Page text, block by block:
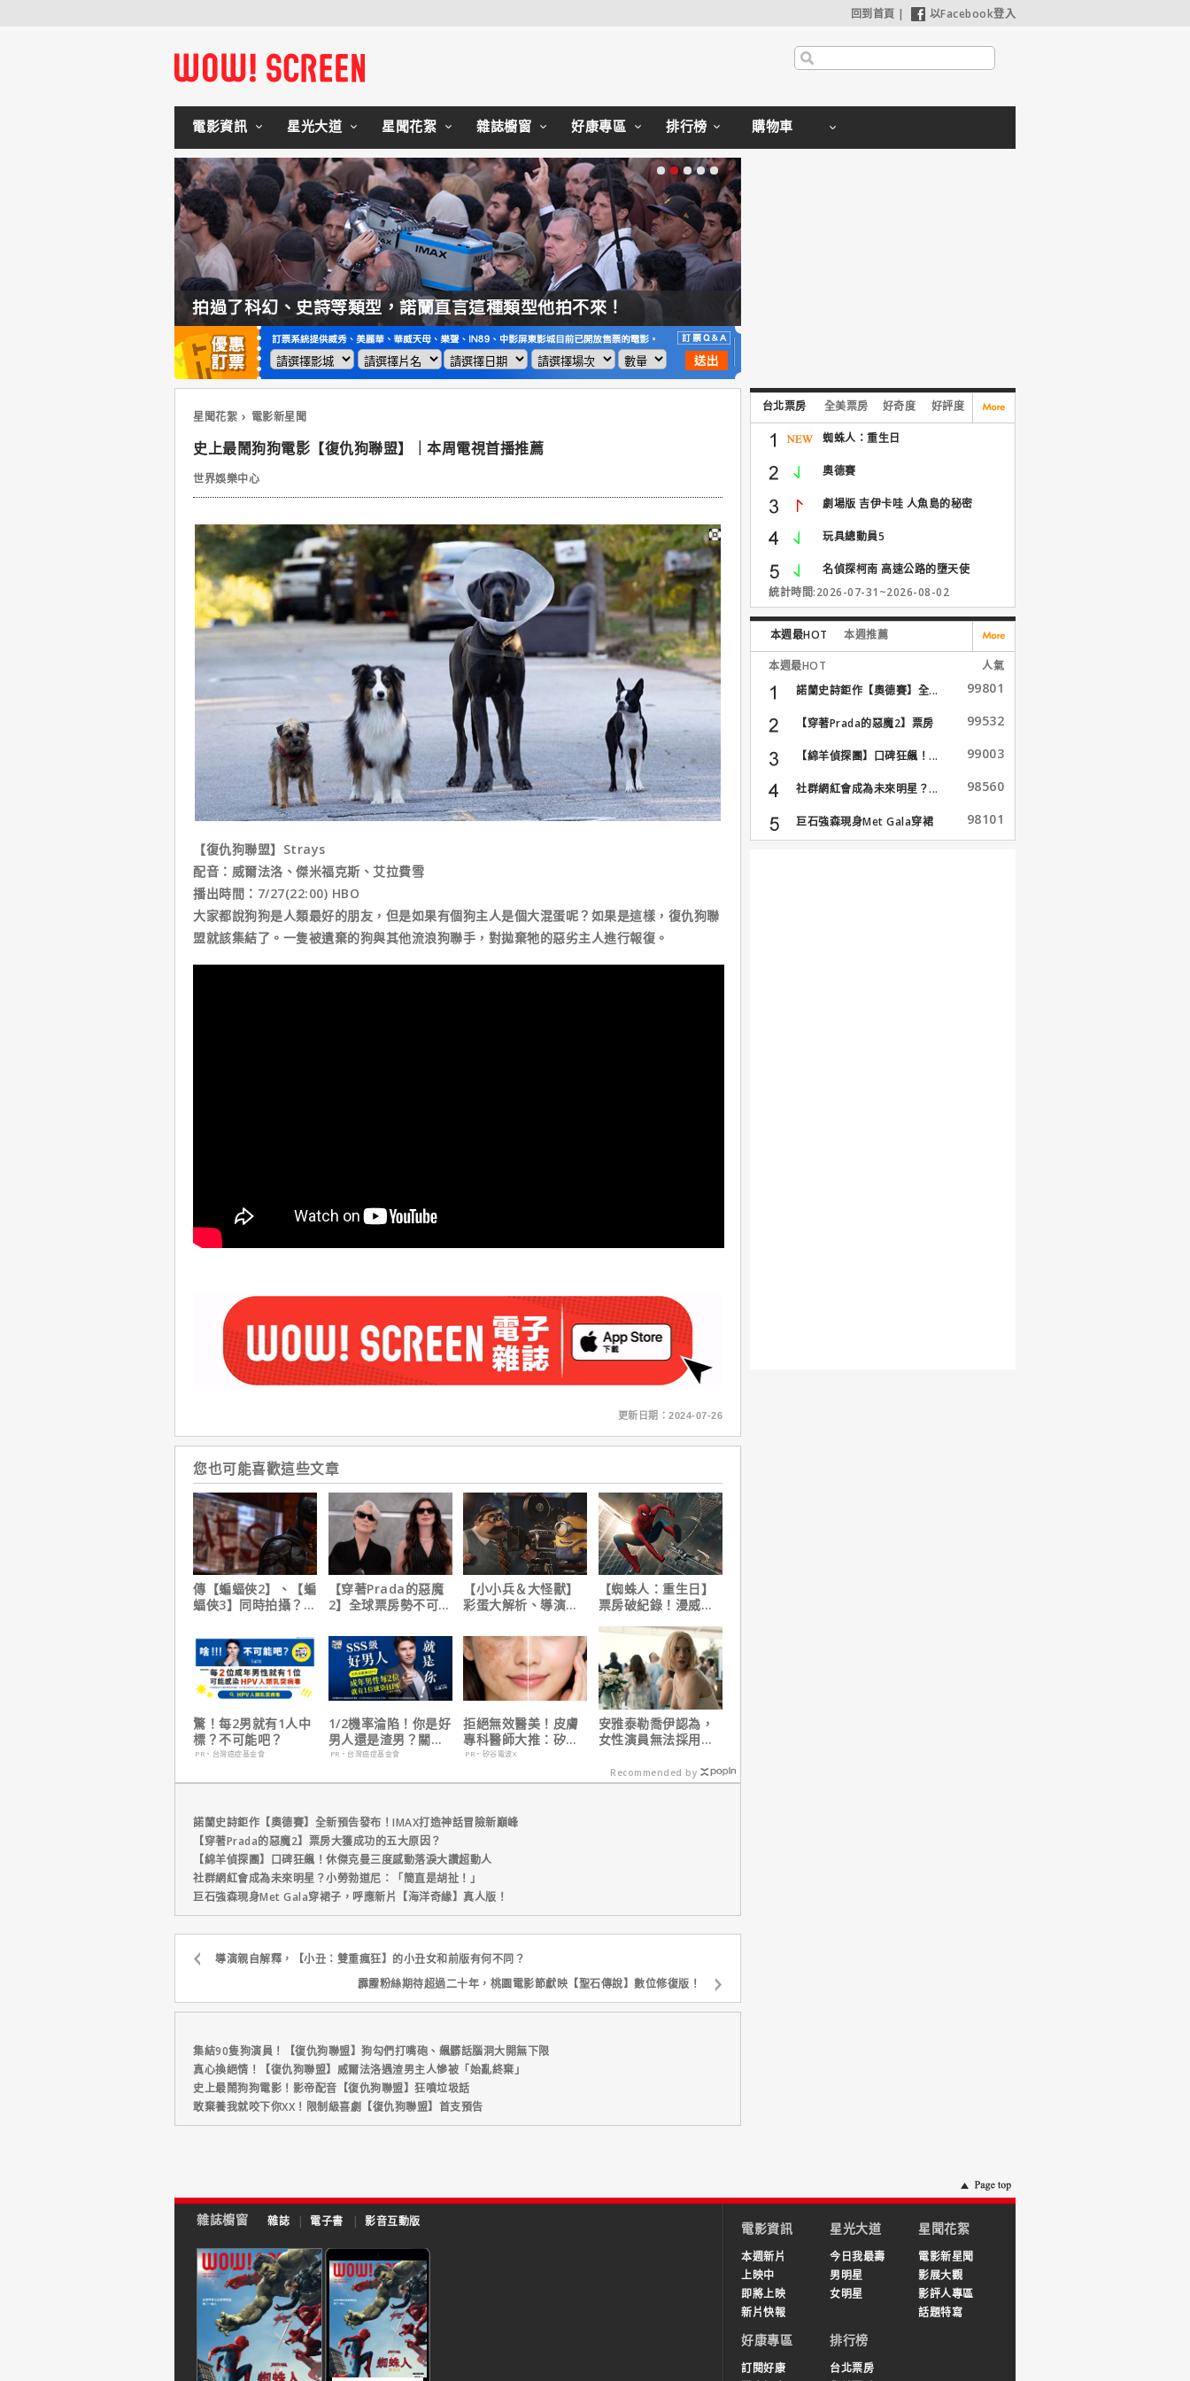
回到首頁 | 以Facebook登入
電影資訊 星光大道 星聞花絮 雜誌櫥窗 好康專區 排行榜 購物車
拍過了科幻、史詩等類型，諾蘭直言這種類型他拍不來！
星聞花絮 電影新星聞
史上最鬧狗狗電影【復仇狗聯盟】｜本周電視首播推薦
世界娛樂中心
【復仇狗聯盟】Strays
配音：威爾法洛、傑米福克斯、艾拉費雪
播出時間：7/27(22:00) HBO
大家都說狗狗是人類最好的朋友，但是如果有個狗主人是個大混蛋呢？如果是這樣，復仇狗聯
盟就該集結了。一隻被遺棄的狗與其他流浪狗聯手，對拋棄牠的惡劣主人進行報復。
更新日期：2024-07-26
您也可能喜歡這些文章
傳【蝙蝠俠2】、【蝙
蝠俠3】同時拍攝？詹
【穿著Prada的惡魔
2】全球票房勢不可
軍、兩週狂破4.3億美
元
【小小兵＆大怪獸】
彩蛋大解析、導演皮
梗！
【蜘蛛人：重生日】
票房破紀錄！漫威總
讚！
驚！每2男就有1人中
標？不可能吧？
PR・台灣癌症基金會
1/2機率淪陷！你是好
男人還是渣男？關鍵
在這
PR・台灣癌症基金會
拒絕無效醫美！皮膚
專科醫師大推：矽谷
電波 X 讓肌膚由內而
PR・矽谷電波X
安雅泰勒喬伊認為，
女性演員無法採用方
Recommended by
諾蘭史詩鉅作【奧德賽】全新預告發布！IMAX打造神話冒險新巔峰
【穿著Prada的惡魔2】票房大獲成功的五大原因？
【綿羊偵探團】口碑狂飆！休傑克曼三度感動落淚大讚超動人
社群網紅會成為未來明星？小勞勃道尼：「簡直是胡扯！」
巨石強森現身Met Gala穿裙子，呼應新片【海洋奇緣】真人版！
導演親自解釋，【小丑：雙重瘋狂】的小丑女和前版有何不同？
霹靂粉絲期待超過二十年，桃園電影節獻映【聖石傳說】數位修復版！
集結90隻狗演員！【復仇狗聯盟】狗勾們打嘴砲、飆髒話腦洞大開無下限
真心換絕情！【復仇狗聯盟】威爾法洛遇渣男主人慘被「始亂終棄」
史上最鬧狗狗電影！影帝配音【復仇狗聯盟】狂噴垃圾話
敢棄養我就咬下你XX！限制級喜劇【復仇狗聯盟】首支預告
台北票房 全美票房 好奇度 好評度
蜘蛛人：重生日
奧德賽
劇場版 吉伊卡哇 人魚島的秘密
玩具總動員5
名偵探柯南 高速公路的墮天使
統計時間:2026-07-31~2026-08-02
本週最HOT 本週推薦
本週最HOT
人氣
諾蘭史詩鉅作【奧德賽】全...
99801
【穿著Prada的惡魔2】票房
99532
【綿羊偵探團】口碑狂飆！... 99003
社群網紅會成為未來明星？... 98560
巨石強森現身Met Gala穿裙
子...
98101
雜誌櫥窗 雜誌 | 電子書 | 影音互動版 電影資訊
本週新片
上映中
即將上映
新片快報
星光大道
今日我最壽
男明星
女明星
星聞花絮
電影新星聞
影展大觀
影評人專區
話題特寫
好康專區
訂閱好康
排行榜
台北票房